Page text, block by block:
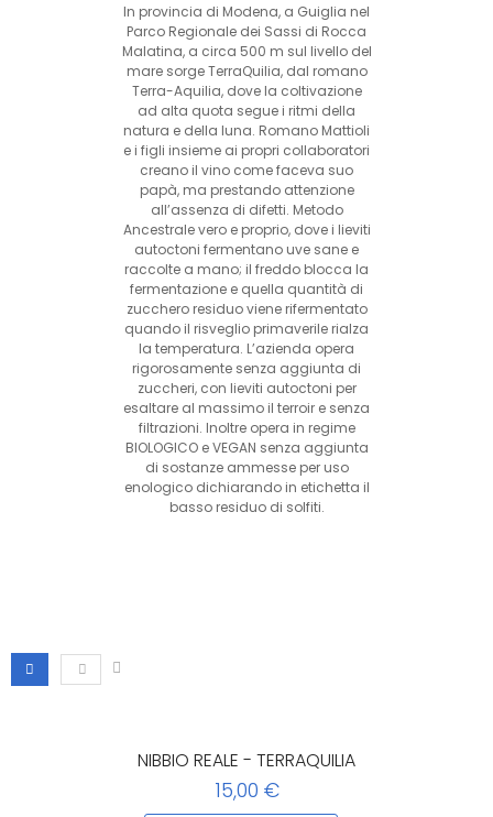
In provincia di Modena, a Guiglia nel
Parco Regionale dei Sassi di Rocca
Malatina, a circa 500 m sul livello del
mare sorge TerraQuilia, dal romano
Terra-Aquilia, dove la coltivazione
ad alta quota segue i ritmi della
natura e della luna. Romano Mattioli
e i figli insieme ai propri collaboratori
creano il vino come faceva suo
papà, ma prestando attenzione
all’assenza di difetti. Metodo
Ancestrale vero e proprio, dove i lieviti
autoctoni fermentano uve sane e
raccolte a mano; il freddo blocca la
fermentazione e quella quantità di
zucchero residuo viene rifermentato
quando il risveglio primaverile rialza
la temperatura. L’azienda opera
rigorosamente senza aggiunta di
zuccheri, con lieviti autoctoni per
esaltare al massimo il terroir e senza
filtrazioni. Inoltre opera in regime
BIOLOGICO e VEGAN senza aggiunta
di sostanze ammesse per uso
enologico dichiarando in etichetta il
basso residuo di solfiti.
NIBBIO REALE - TERRAQUILIA
15,00 €